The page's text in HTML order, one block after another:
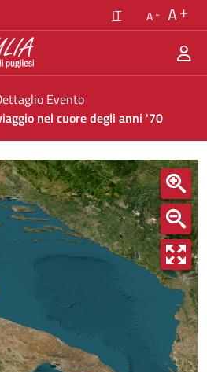
IT A A
Evento
nel cuore degli anni '70
- Un viaggio nel cuore